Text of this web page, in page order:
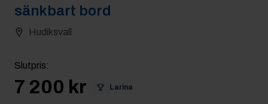
sänkbart bord
Hudiksvall
Slutpris:
7 200 kr Larina